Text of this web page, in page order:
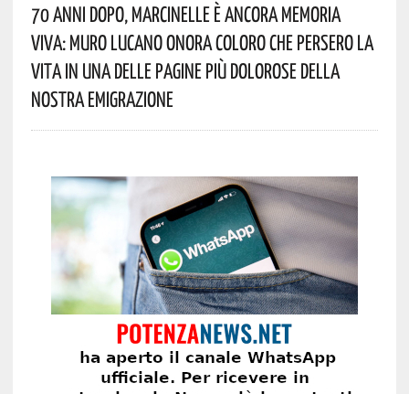
70 Anni Dopo, Marcinelle È Ancora Memoria
Viva: Muro Lucano Onora Coloro Che Persero La
Vita In Una Delle Pagine Più Dolorose Della
Nostra Emigrazione